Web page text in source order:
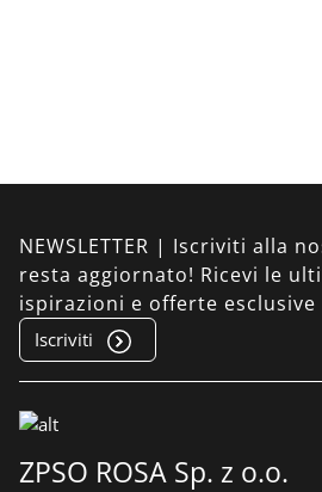
NEWSLETTER | Iscriviti alla
resta aggiornato! Ricevi le
ispirazioni e offerte esclusive
Iscriviti
ZPSO ROSA Sp. z o.o.